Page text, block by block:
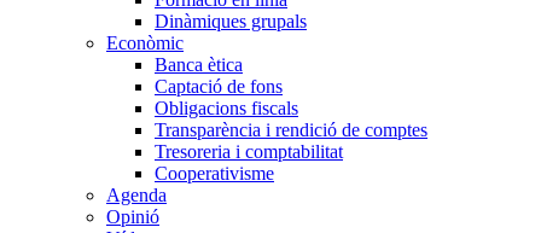
Dinàmiques grupals
Econòmic
Banca ètica
Captació de fons
Obligacions fiscals
Transparència i rendició de comptes
Tresoreria i comptabilitat
Cooperativisme
Agenda
Opinió